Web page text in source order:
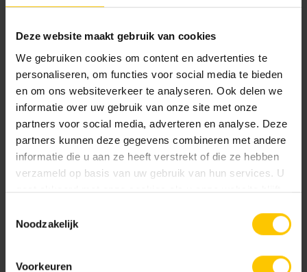
Deze website maakt gebruik van cookies
We gebruiken cookies om content en advertenties te
personaliseren, om functies voor social media te bieden
en om ons websiteverkeer te analyseren. Ook delen we
informatie over uw gebruik van onze site met onze
partners voor social media, adverteren en analyse. Deze
partners kunnen deze gegevens combineren met andere
informatie die u aan ze heeft verstrekt of die ze hebben
verzameld op basis van uw gebruik van hun services. U
gaat akkoord met onze cookies als u onze website blijft
Noodzakelijk
Voorkeuren
13 augustus 2025
Even voorstellen: Willemijn van den Boogaard, onze
Nieuwe Algemeen Directeur
Benieuwd? Neem contact op!
MBI biedt een zeer uitgebreid assortiment